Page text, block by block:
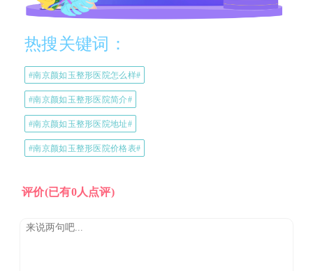
热搜关键词：
#南京颜如玉整形医院怎么样#
#南京颜如玉整形医院简介#
#南京颜如玉整形医院地址#
#南京颜如玉整形医院价格表#
评价(已有0人点评)